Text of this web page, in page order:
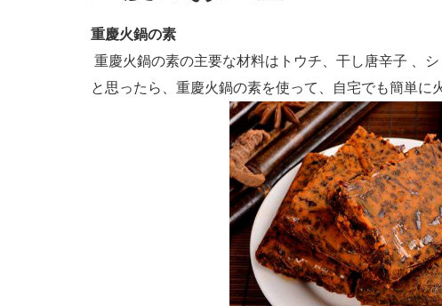
重慶火鍋の素
重慶火鍋の素の主要な材料はトウチ、干し唐辛子
、
と思ったら、重慶火鍋の素を使って、自宅でも簡単に